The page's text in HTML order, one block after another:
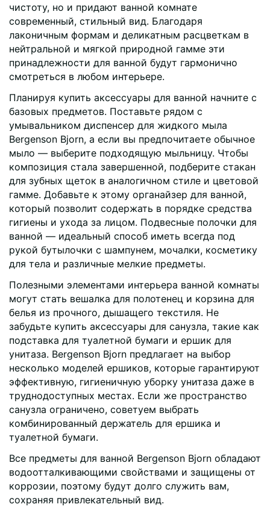
чистоту, но и придают ванной комнате
современный, стильный вид. Благодаря
лаконичным формам и деликатным расцветкам в
нейтральной и мягкой природной гамме эти
принадлежности для ванной будут гармонично
смотреться в любом интерьере.
Планируя купить аксессуары для ванной начните с
базовых предметов. Поставьте рядом с
умывальником диспенсер для жидкого мыла
Bergenson Bjorn, а если вы предпочитаете обычное
мыло — выберите подходящую мыльницу. Чтобы
композиция стала завершенной, подберите стакан
для зубных щеток в аналогичном стиле и цветовой
гамме. Добавьте к этому органайзер для ванной,
который позволит содержать в порядке средства
гигиены и ухода за лицом. Подвесные полочки для
ванной — идеальный способ иметь всегда под
рукой бутылочки с шампунем, мочалки, косметику
для тела и различные мелкие предметы.
Полезными элементами интерьера ванной комнаты
могут стать вешалка для полотенец и корзина для
белья из прочного, дышащего текстиля. Не
забудьте купить аксессуары для санузла, такие как
подставка для туалетной бумаги и ершик для
унитаза. Bergenson Bjorn предлагает на выбор
несколько моделей ершиков, которые гарантируют
эффективную, гигиеничную уборку унитаза даже в
труднодоступных местах. Если же пространство
санузла ограничено, советуем выбрать
комбинированный держатель для ершика и
туалетной бумаги.
Все предметы для ванной Bergenson Bjorn обладают
водоотталкивающими свойствами и защищены от
коррозии, поэтому будут долго служить вам,
сохраняя привлекательный вид.